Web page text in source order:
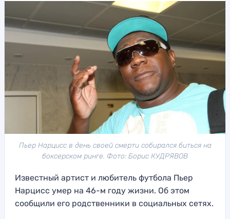
Пьер Нарцисс в день своей смерти собирался биться на
боксерском ринге. Фото: Борис КУДРЯВОВ
Известный артист и любитель футбола Пьер
Нарцисс умер на 46-м году жизни. Об этом
сообщили его родственники в социальных сетях.